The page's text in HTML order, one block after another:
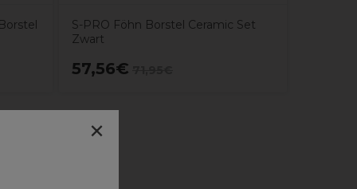
S-PRO Föhn Borstel Ceramic Set
Zwart
57,56€
×